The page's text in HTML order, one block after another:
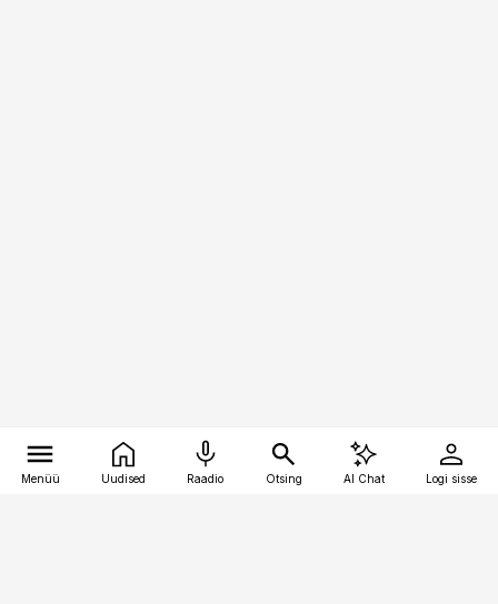
Menüü Uudised Raadio Otsing AI Chat Logi sisse